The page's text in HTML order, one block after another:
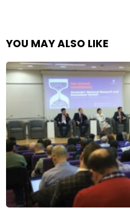
YOU MAY ALSO LIKE